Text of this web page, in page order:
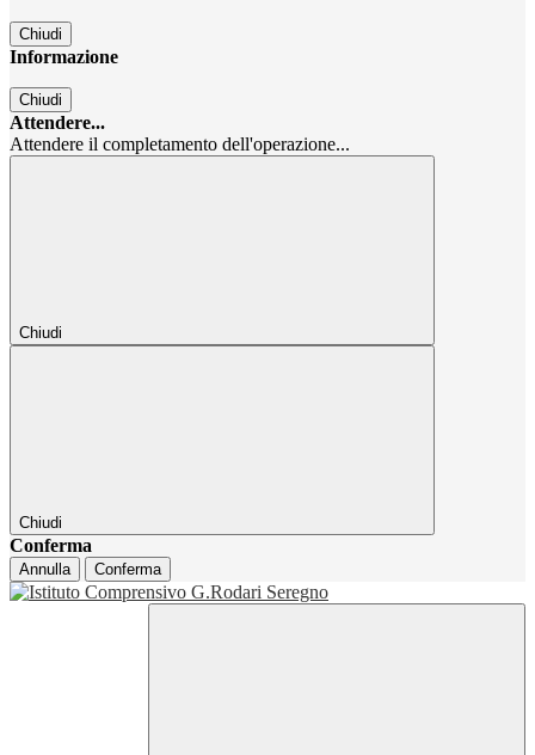
Chiudi
Informazione
Chiudi
Attendere...
Attendere il completamento dell'operazione...
Chiudi
Chiudi
Conferma
Annulla Conferma